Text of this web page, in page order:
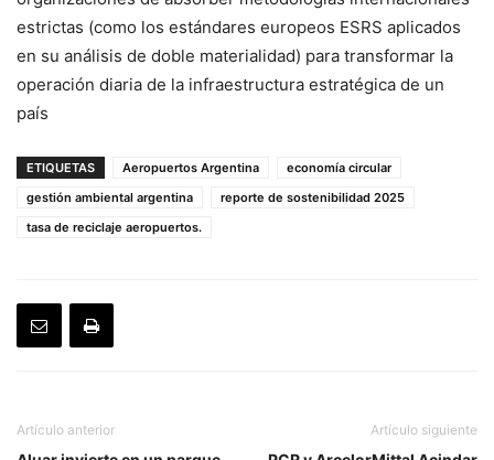
estrictas (como los estándares europeos ESRS aplicados
en su análisis de doble materialidad) para transformar la
operación diaria de la infraestructura estratégica de un
país
ETIQUETAS Aeropuertos Argentina
economía circular
gestión ambiental argentina
reporte de sostenibilidad 2025
tasa de reciclaje aeropuertos.
Artículo anterior Artículo siguiente